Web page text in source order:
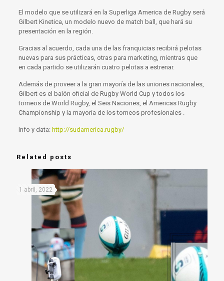
El modelo que se utilizará en la Superliga America de Rugby será
Gilbert Kinetica, un modelo nuevo de match ball, que hará su
presentación en la región.
Gracias al acuerdo, cada una de las franquicias recibirá pelotas
nuevas para sus prácticas, otras para marketing, mientras que
en cada partido se utilizarán cuatro pelotas a estrenar.
Además de proveer a la gran mayoría de las uniones nacionales,
Gilbert es el balón oficial de Rugby World Cup y todos los
torneos de World Rugby, el Seis Naciones, el Americas Rugby
Championship y la mayoría de los torneos profesionales .
Info y data: http://sudamerica.rugby/
Related posts
1 abril, 2022